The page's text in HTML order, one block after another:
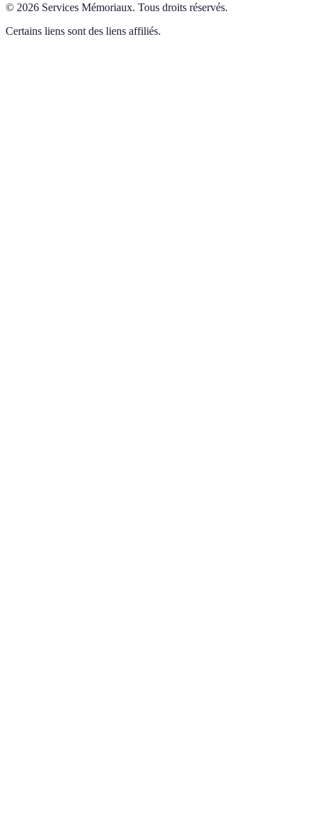
© 2026 Services Mémoriaux. Tous droits réservés.
Certains liens sont des liens affiliés.